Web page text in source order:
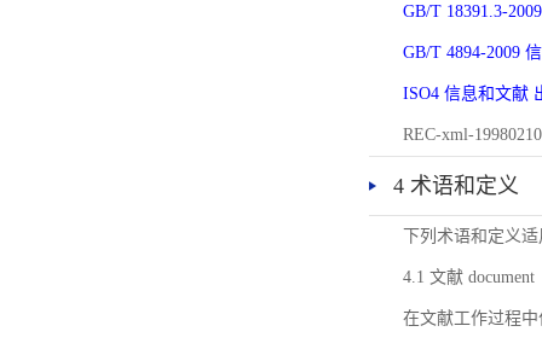
GB/T 18391.3-
GB/T 4894-2009
ISO4 信息和文献
REC-xml-
4 术语和定义
下列术语和定义
4.1 文献 document
在文献工作过程